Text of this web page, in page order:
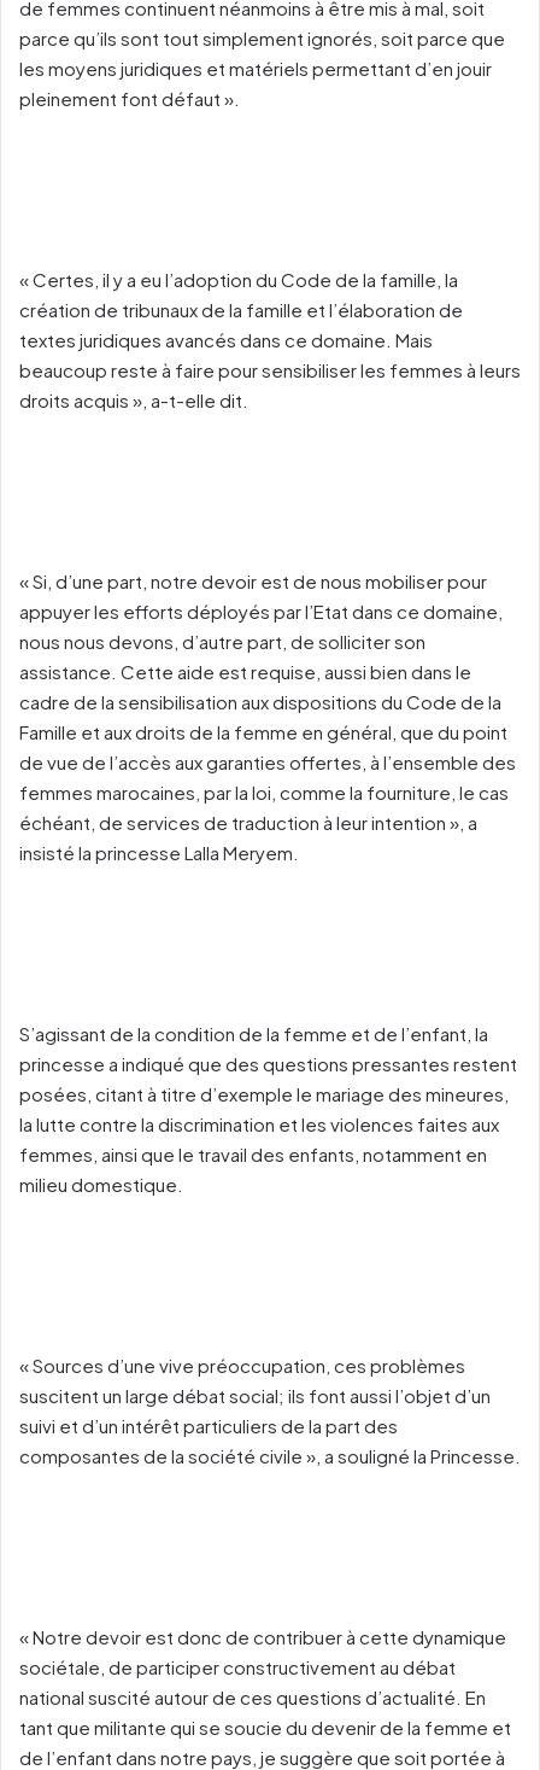
de femmes continuent néanmoins à être mis à mal, soit
parce qu’ils sont tout simplement ignorés, soit parce que
les moyens juridiques et matériels permettant d’en jouir
pleinement font défaut ».
« Certes, il y a eu l’adoption du Code de la famille, la
création de tribunaux de la famille et l’élaboration de
textes juridiques avancés dans ce domaine. Mais
beaucoup reste à faire pour sensibiliser les femmes à leurs
droits acquis », a-t-elle dit.
« Si, d’une part, notre devoir est de nous mobiliser pour
appuyer les efforts déployés par l’Etat dans ce domaine,
nous nous devons, d’autre part, de solliciter son
assistance. Cette aide est requise, aussi bien dans le
cadre de la sensibilisation aux dispositions du Code de la
Famille et aux droits de la femme en général, que du point
de vue de l’accès aux garanties offertes, à l’ensemble des
femmes marocaines, par la loi, comme la fourniture, le cas
échéant, de services de traduction à leur intention », a
insisté la princesse Lalla Meryem.
S’agissant de la condition de la femme et de l’enfant, la
princesse a indiqué que des questions pressantes restent
posées, citant à titre d’exemple le mariage des mineures,
la lutte contre la discrimination et les violences faites aux
femmes, ainsi que le travail des enfants, notamment en
milieu domestique.
« Sources d’une vive préoccupation, ces problèmes
suscitent un large débat social; ils font aussi l’objet d’un
suivi et d’un intérêt particuliers de la part des
composantes de la société civile », a souligné la Princesse.
« Notre devoir est donc de contribuer à cette dynamique
sociétale, de participer constructivement au débat
national suscité autour de ces questions d’actualité. En
tant que militante qui se soucie du devenir de la femme et
de l’enfant dans notre pays, je suggère que soit portée à